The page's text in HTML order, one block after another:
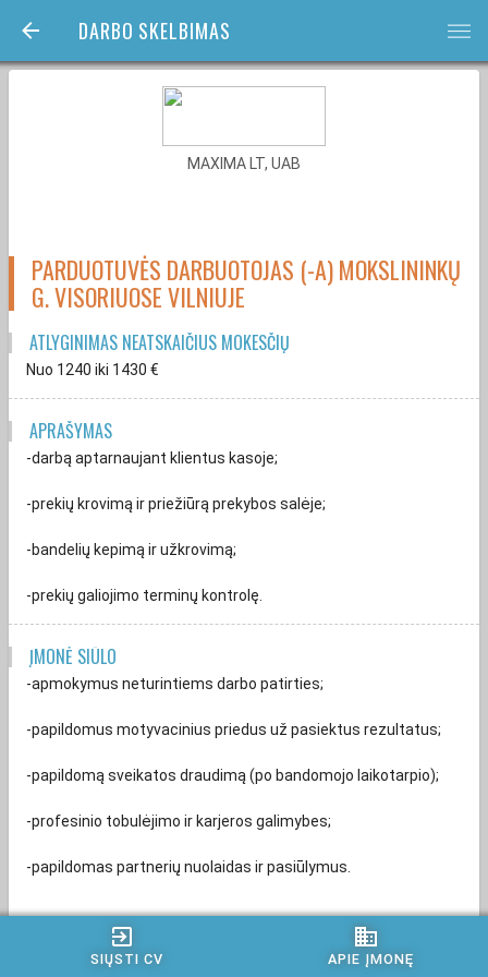
DARBO SKELBIMAS bars
exit_to_app
SIŲSTI CV
business
APIE ĮMONĘ
MAXIMA LT, UAB
PARDUOTUVĖS DARBUOTOJAS (-A) MOKSLININKŲ
G. VISORIUOSE VILNIUJE
ATLYGINIMAS NEATSKAIČIUS MOKESČIŲ
Nuo 1240 iki 1430 €
APRAŠYMAS
-darbą aptarnaujant klientus kasoje;
-prekių krovimą ir priežiūrą prekybos salėje;
-bandelių kepimą ir užkrovimą;
-prekių galiojimo terminų kontrolę.
ĮMONĖ SIŪLO
-apmokymus neturintiems darbo patirties;
-papildomus motyvacinius priedus už pasiektus rezultatus;
-papildomą sveikatos draudimą (po bandomojo laikotarpio);
-profesinio tobulėjimo ir karjeros galimybes;
-papildomas partnerių nuolaidas ir pasiūlymus.
Susisieksime tik su atrinktais kandidatais.